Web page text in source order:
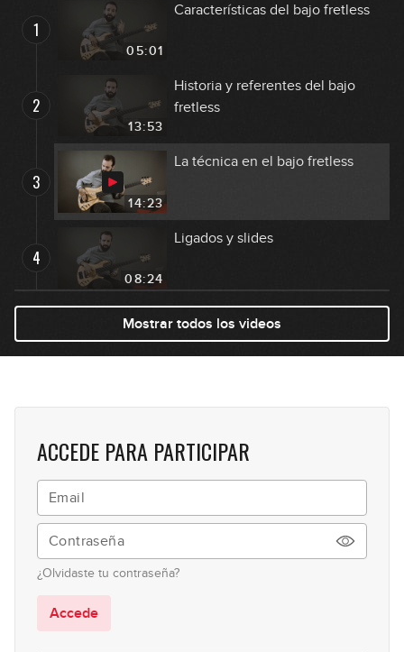
1
05:01
Características del bajo fretless
2
13:53
Historia y referentes del bajo
fretless
3
14:23
La técnica en el bajo fretless
4
08:24
Ligados y slides
07:57
El vibrato
6
pedales de efectos, etc.
7
Resumen y consejos
Mostrar todos los videos
ACCEDE PARA PARTICIPAR
¿Olvidaste tu contraseña?
Accede